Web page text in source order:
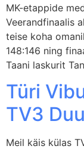
MK-etappide
Veerandfinaalis
teise koha
148:146 ning
Taani laskurit
Türi
TV3
Meil käis külas